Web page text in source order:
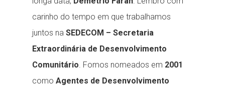
carinho do tempo em que trabalhamos
juntos na SEDECOM – Secretaria
Extraordinária de Desenvolvimento
Comunitário. Fomos nomeados em 2001
como Agentes de Desenvolvimento